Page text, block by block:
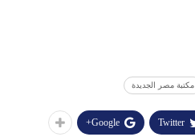
مكتبة مصر الجديدة
Twitter
Google+